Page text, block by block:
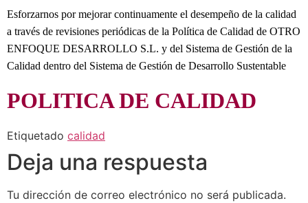
Esforzarnos por mejorar continuamente el desempeño de la calidad
a través de revisiones periódicas de la Política de Calidad de OTRO
ENFOQUE DESARROLLO S.L. y del Sistema de Gestión de la
Calidad dentro del Sistema de Gestión de Desarrollo Sustentable
POLITICA DE CALIDAD
Etiquetado calidad
Deja una respuesta
Tu dirección de correo electrónico no será publicada.